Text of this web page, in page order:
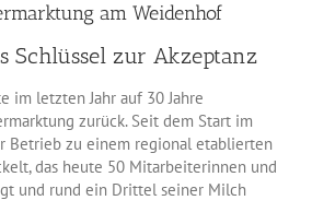
am Weidenhof
Schlüssel zur Akzeptanz
im letzten Jahr auf 30 Jahre
zurück. Seit dem Start im
Betrieb zu einem regional etablierten
das heute 50 Mitarbeiterinnen und
und rund ein Drittel seiner Milch